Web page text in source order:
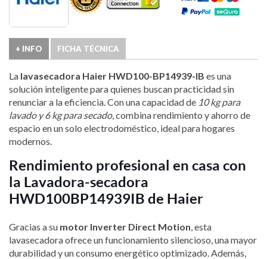
+ INFO FICHA TÉCNICA
La lavasecadora Haier HWD100-BP14939-IB es una
solución inteligente para quienes buscan practicidad sin
renunciar a la eficiencia. Con una capacidad de 10 kg para
lavado y 6 kg para secado, combina rendimiento y ahorro de
espacio en un solo electrodoméstico, ideal para hogares
modernos.
Rendimiento profesional en casa con
la Lavadora-secadora
HWD100BP14939IB de Haier
Gracias a su motor Inverter Direct Motion, esta
lavasecadora ofrece un funcionamiento silencioso, una mayor
durabilidad y un consumo energético optimizado. Además,